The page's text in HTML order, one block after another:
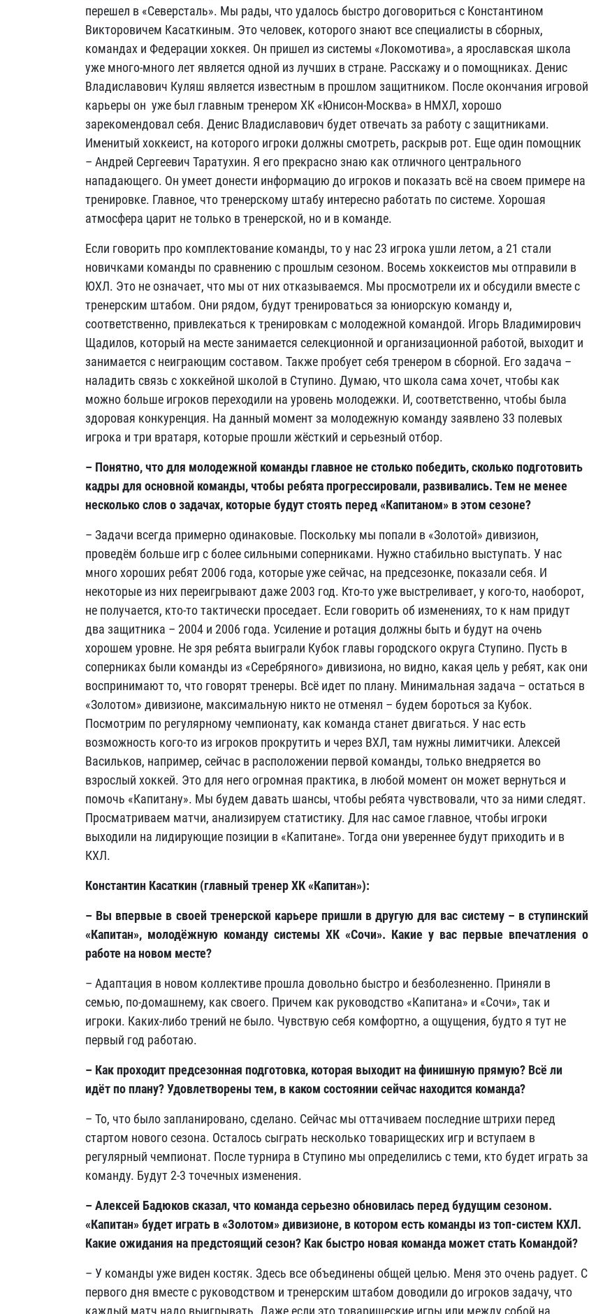
перешел в «Северсталь». Мы рады, что удалось быстро договориться с Константином
Викторовичем Касаткиным. Это человек, которого знают все специалисты в сборных,
командах и Федерации хоккея. Он пришел из системы «Локомотива», а ярославская школа
уже много-много лет является одной из лучших в стране. Расскажу и о помощниках. Денис
Владиславович Куляш является известным в прошлом защитником. После окончания игровой
карьеры он уже был главным тренером ХК «Юнисон-Москва» в НМХЛ, хорошо
зарекомендовал себя. Денис Владиславович будет отвечать за работу с защитниками.
Именитый хоккеист, на которого игроки должны смотреть, раскрыв рот. Еще один помощник
– Андрей Сергеевич Таратухин. Я его прекрасно знаю как отличного центрального
нападающего. Он умеет донести информацию до игроков и показать всё на своем примере на
тренировке. Главное, что тренерскому штабу интересно работать по системе. Хорошая
атмосфера царит не только в тренерской, но и в команде.
Если говорить про комплектование команды, то у нас 23 игрока ушли летом, а 21 стали
новичками команды по сравнению с прошлым сезоном. Восемь хоккеистов мы отправили в
ЮХЛ. Это не означает, что мы от них отказываемся. Мы просмотрели их и обсудили вместе с
тренерским штабом. Они рядом, будут тренироваться за юниорскую команду и,
соответственно, привлекаться к тренировкам с молодежной командой. Игорь Владимирович
Щадилов, который на месте занимается селекционной и организационной работой, выходит и
занимается с неиграющим составом. Также пробует себя тренером в сборной. Его задача –
наладить связь с хоккейной школой в Ступино. Думаю, что школа сама хочет, чтобы как
можно больше игроков переходили на уровень молодежки. И, соответственно, чтобы была
здоровая конкуренция. На данный момент за молодежную команду заявлено 33 полевых
игрока и три вратаря, которые прошли жёсткий и серьезный отбор.
– Понятно, что для молодежной команды главное не столько победить, сколько подготовить
кадры для основной команды, чтобы ребята прогрессировали, развивались. Тем не менее
несколько слов о задачах, которые будут стоять перед «Капитаном» в этом сезоне?
– Задачи всегда примерно одинаковые. Поскольку мы попали в «Золотой» дивизион,
проведём больше игр с более сильными соперниками. Нужно стабильно выступать. У нас
много хороших ребят 2006 года, которые уже сейчас, на предсезонке, показали себя. И
некоторые из них переигрывают даже 2003 год. Кто-то уже выстреливает, у кого-то, наоборот,
не получается, кто-то тактически проседает. Если говорить об изменениях, то к нам придут
два защитника – 2004 и 2006 года. Усиление и ротация должны быть и будут на очень
хорошем уровне. Не зря ребята выиграли Кубок главы городского округа Ступино. Пусть в
соперниках были команды из «Серебряного» дивизиона, но видно, какая цель у ребят, как они
воспринимают то, что говорят тренеры. Всё идет по плану. Минимальная задача – остаться в
«Золотом» дивизионе, максимальную никто не отменял – будем бороться за Кубок.
Посмотрим по регулярному чемпионату, как команда станет двигаться. У нас есть
возможность кого-то из игроков прокрутить и через ВХЛ, там нужны лимитчики. Алексей
Васильков, например, сейчас в расположении первой команды, только внедряется во
взрослый хоккей. Это для него огромная практика, в любой момент он может вернуться и
помочь «Капитану». Мы будем давать шансы, чтобы ребята чувствовали, что за ними следят.
Просматриваем матчи, анализируем статистику. Для нас самое главное, чтобы игроки
выходили на лидирующие позиции в «Капитане». Тогда они увереннее будут приходить и в
КХЛ.
Константин Касаткин (главный тренер ХК «Капитан»):
– Вы впервые в своей тренерской карьере пришли в другую для вас систему – в ступинский
«Капитан», молодёжную команду системы ХК «Сочи». Какие у вас первые впечатления о
работе на новом месте?
– Адаптация в новом коллективе прошла довольно быстро и безболезненно. Приняли в
семью, по-домашнему, как своего. Причем как руководство «Капитана» и «Сочи», так и
игроки. Каких-либо трений не было. Чувствую себя комфортно, а ощущения, будто я тут не
первый год работаю.
– Как проходит предсезонная подготовка, которая выходит на финишную прямую? Всё ли
идёт по плану? Удовлетворены тем, в каком состоянии сейчас находится команда?
– То, что было запланировано, сделано. Сейчас мы оттачиваем последние штрихи перед
стартом нового сезона. Осталось сыграть несколько товарищеских игр и вступаем в
регулярный чемпионат. После турнира в Ступино мы определились с теми, кто будет играть за
команду. Будут 2-3 точечных изменения.
– Алексей Бадюков сказал, что команда серьезно обновилась перед будущим сезоном.
«Капитан» будет играть в «Золотом» дивизионе, в котором есть команды из топ-систем КХЛ.
Какие ожидания на предстоящий сезон? Как быстро новая команда может стать Командой?
– У команды уже виден костяк. Здесь все объединены общей целью. Меня это очень радует. С
первого дня вместе с руководством и тренерским штабом доводили до игроков задачу, что
каждый матч надо выигрывать. Даже если это товарищеские игры или между собой на